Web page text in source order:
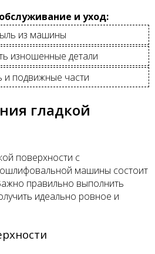
и уход:
из машины
изношенные детали
и подвижные части
гладкой
поверхности с
машины состоит
правильно выполнить
идеально ровное и